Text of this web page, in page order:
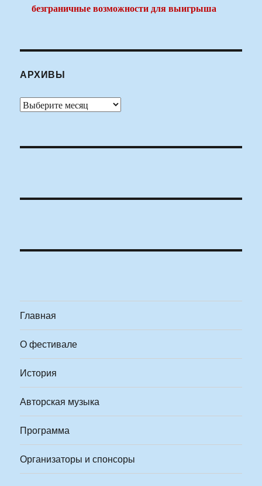
безграничные возможности для выигрыша
АРХИВЫ
Архивы
Главная
О фестивале
История
Авторская музыка
Программа
Организаторы и спонсоры